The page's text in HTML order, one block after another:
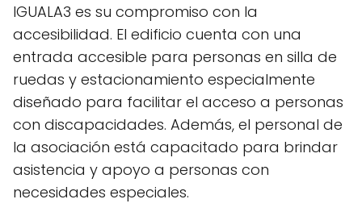
IGUALA3 es su compromiso con la
accesibilidad. El edificio cuenta con una
entrada accesible para personas en silla de
ruedas y estacionamiento especialmente
diseñado para facilitar el acceso a personas
con discapacidades. Además, el personal de
la asociación está capacitado para brindar
asistencia y apoyo a personas con
necesidades especiales.